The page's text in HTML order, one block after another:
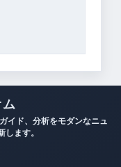
イド、分析をモダンなニュ
ます。